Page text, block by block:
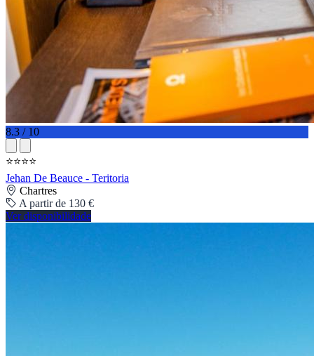
8.3 / 10
⭐⭐⭐⭐
Jehan De Beauce - Teritoria
Chartres
A partir de 130 €
Ver disponibilidade